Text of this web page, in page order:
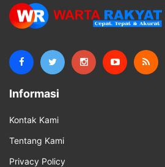
Informasi
Kontak Kami
Tentang Kami
Privacy Policy